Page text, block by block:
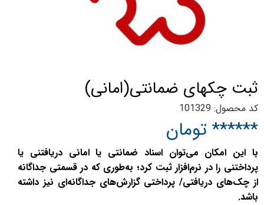
ثبت چكهای ضمانتی(امانی)
کد محصول: 101329
****** تومان
با این امکان می‌توان اسناد ضمانتی یا امانی دریافتنی یا
پرداختنی را در نرم‌افزار ثبت کرد؛ به‌طوری که در قسمتی جداگانه
از چک‌های دریافتی/ پرداختی گزارش‌های جداگانه‌ای نیز داشته
باشد.